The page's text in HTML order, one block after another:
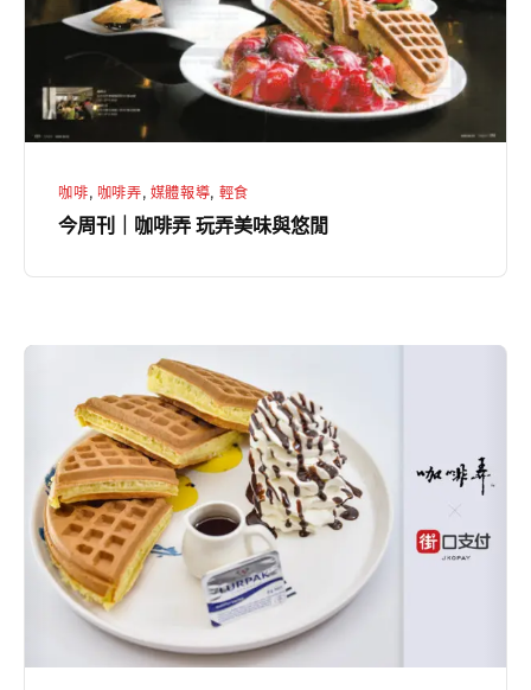
美
閒
咖啡, 咖啡弄, 媒體報導, 輕食
今周刊｜咖啡弄 玩弄美味與悠閒
Ｘ
街
口